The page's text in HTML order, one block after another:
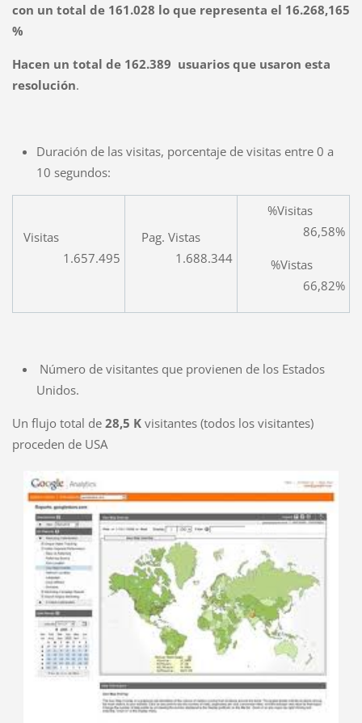
con un total de 161.028 lo que representa el 16.268,165
%
Hacen un total de 162.389 usuarios que usaron esta
resolución.
Duración de las visitas, porcentaje de visitas entre 0 a
10 segundos:
Visitas
1.657.495
Pag. Vistas
1.688.344
%Visitas
86,58%
%Vistas
66,82%
Número de visitantes que provienen de los Estados
Unidos.
Un flujo total de 28,5 Kvisitantes (todos los visitantes)
proceden de USA